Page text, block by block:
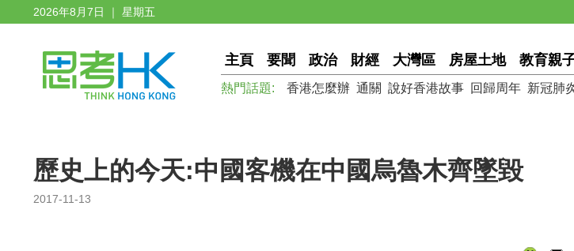
2026年8月7日 ｜ 星期五
主頁 要聞 政治 財經 大灣區 房屋土地 教育親
熱門話題: 香港怎麼辦 通關 說好香港故事 回歸周年 新冠肺
歷史上的今天:中國客機在中國烏魯木齊墜毀
2017-11-13